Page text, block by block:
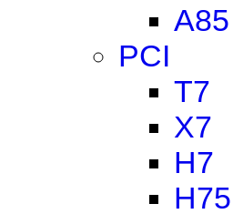
A85
PCI
T7
X7
H7
H75